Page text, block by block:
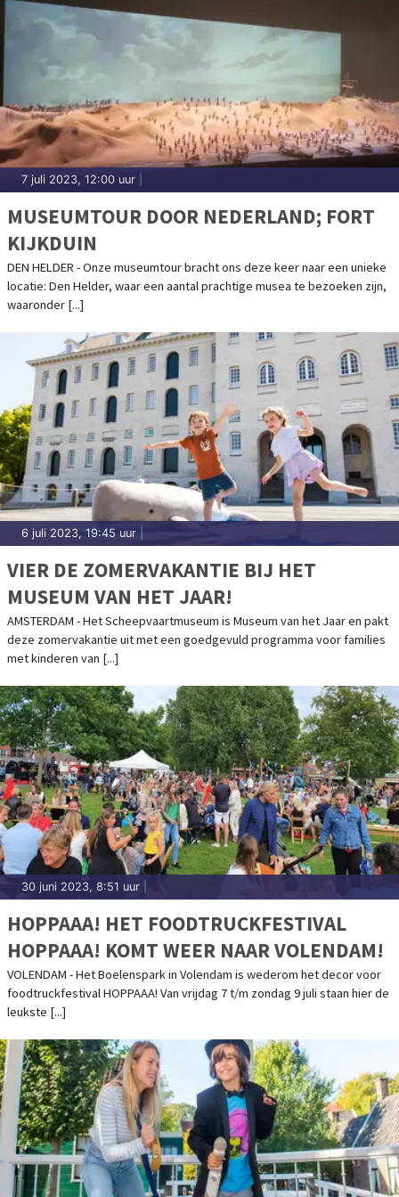
7 juli 2023, 12:00 uur
MUSEUMTOUR DOOR NEDERLAND; FORT
KIJKDUIN
DEN HELDER - Onze museumtour bracht ons deze keer naar een unieke
locatie: Den Helder, waar een aantal prachtige musea te bezoeken zijn,
waaronder [...]
6 juli 2023, 19:45 uur
VIER DE ZOMERVAKANTIE BIJ HET
MUSEUM VAN HET JAAR!
AMSTERDAM - Het Scheepvaartmuseum is Museum van het Jaar en pakt
deze zomervakantie uit met een goedgevuld programma voor families
met kinderen van [...]
30 juni 2023, 8:51 uur
HOPPAAA! HET FOODTRUCKFESTIVAL
HOPPAAA! KOMT WEER NAAR VOLENDAM!
VOLENDAM - Het Boelenspark in Volendam is wederom het decor voor
foodtruckfestival HOPPAAA! Van vrijdag 7 t/m zondag 9 juli staan hier de
leukste [...]